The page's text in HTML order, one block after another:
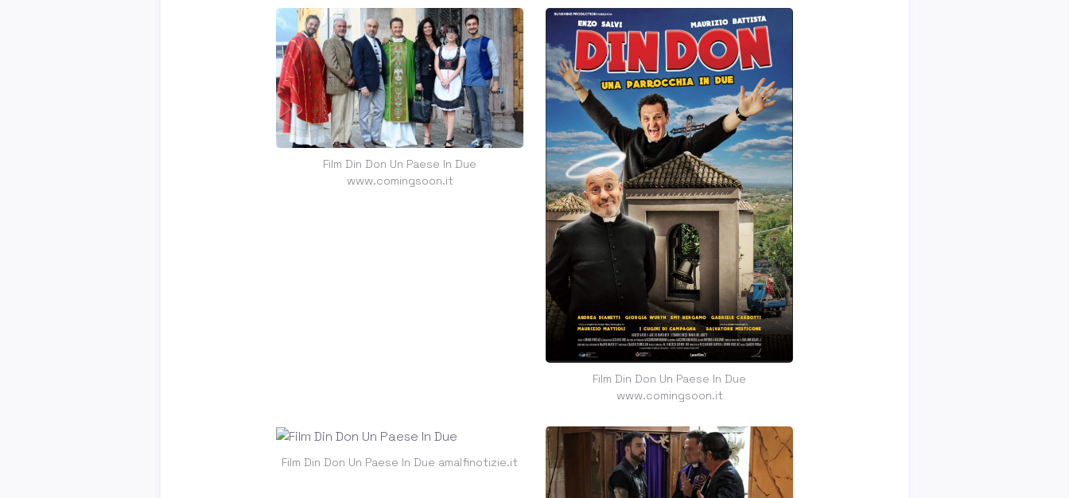
Film Din Don Un Paese In Due
www.comingsoon.it
Film Din Don Un Paese In Due
www.comingsoon.it
Film Din Don Un Paese In Due amalfinotizie.it